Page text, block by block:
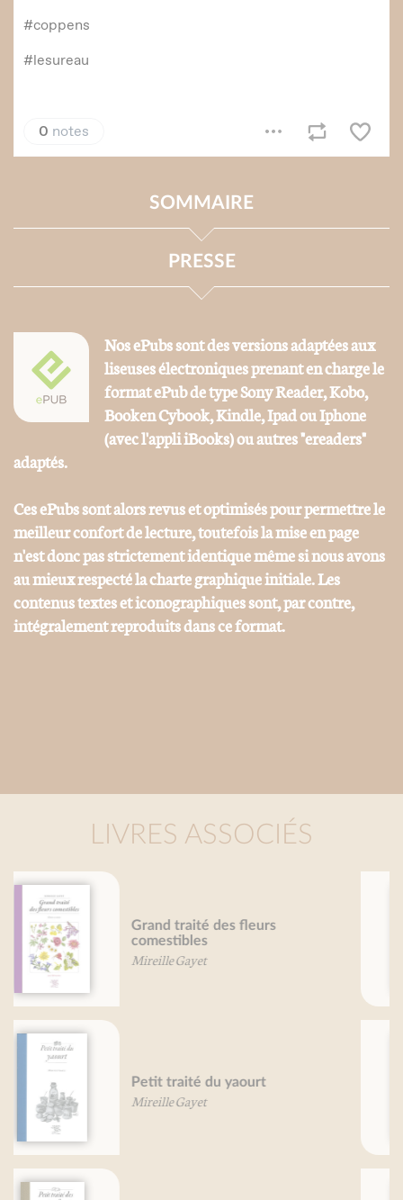
SOMMAIRE
PRESSE
Nos ePubs sont des versions adaptées aux
liseuses électroniques prenant en charge le
format ePub de type Sony Reader, Kobo,
Booken Cybook, Kindle, Ipad ou Iphone
(avec l'appli iBooks) ou autres "ereaders"
adaptés.
Ces ePubs sont alors revus et optimisés pour permettre le
meilleur confort de lecture, toutefois la mise en page
n'est donc pas strictement identique même si nous avons
au mieux respecté la charte graphique initiale. Les
contenus textes et iconographiques sont, par contre,
intégralement reproduits dans ce format.
LIVRES ASSOCIÉS
Petit traité du pain d'épice
Mireille Gayet
Pâtes, je vous aime....
Line De Smet
Olivier Gaudant